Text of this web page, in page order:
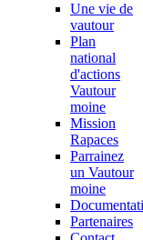
Une vie de
vautour
Plan
national
d'actions
Vautour
moine
Mission
Rapaces
Parrainez
un Vautour
moine
Partenaires